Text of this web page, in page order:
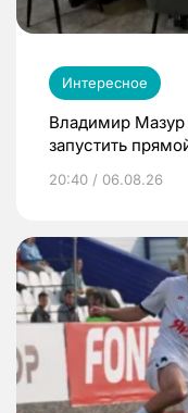
Интересное
Владимир
запустить
20:40 / 06.08.26